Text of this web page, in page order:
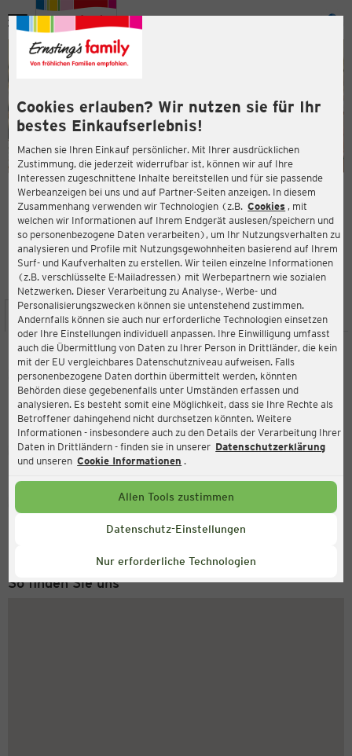
Cookies erlauben? Wir nutzen sie für Ihr
bestes Einkaufserlebnis!
Machen sie Ihren Einkauf persönlicher. Mit Ihrer ausdrücklichen
Zustimmung, die jederzeit widerrufbar ist, können wir auf Ihre
Interessen zugeschnittene Inhalte bereitstellen und für sie passende
Werbeanzeigen bei uns und auf Partner-Seiten anzeigen. In diesem
Zusammenhang verwenden wir Technologien (z.B. Cookies , mit
welchen wir Informationen auf Ihrem Endgerät auslesen/speichern und
so personenbezogene Daten verarbeiten), um Ihr Nutzungsverhalten zu
analysieren und Profile mit Nutzungsgewohnheiten basierend auf Ihrem
Surf- und Kaufverhalten zu erstellen. Wir teilen einzelne Informationen
(z.B. verschlüsselte E-Mailadressen) mit Werbepartnern wie sozialen
Netzwerken. Dieser Verarbeitung zu Analyse-, Werbe- und
Personalisierungszwecken können sie untenstehend zustimmen.
Andernfalls können sie auch nur erforderliche Technologien einsetzen
oder Ihre Einstellungen individuell anpassen. Ihre Einwilligung umfasst
auch die Übermittlung von Daten zu Ihrer Person in Drittländer, die kein
mit der EU vergleichbares Datenschutzniveau aufweisen. Falls
personenbezogene Daten dorthin übermittelt werden, könnten
Behörden diese gegebenenfalls unter Umständen erfassen und
analysieren. Es besteht somit eine Möglichkeit, dass sie Ihre Rechte als
Betroffener dahingehend nicht durchsetzen könnten. Weitere
Informationen - insbesondere auch zu den Details der Verarbeitung Ihrer
Daten in Drittländern - finden sie in unserer Datenschutzerklärung
und unseren Cookie Informationen .
Allen Tools zustimmen
Datenschutz-Einstellungen
Nur erforderliche Technologien
Menü
ERNSTING'S FAMILY FILIALE
Zeulsdorfer Str. 85
07549 Gera
4,4
Bewertung:
STANDORT SERVICES SORTIMENT AKTIONEN
Ernsting's family
Zeulsdorfer Str. 85, 07549 Gera
Aktuell:
Geschlossen
Service Hotline
+43 (0) 1 2675 502
So finden Sie uns